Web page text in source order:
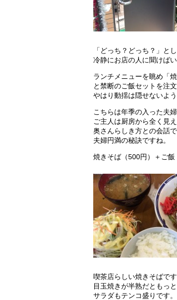
「どっち？どっち？」と
冷静にお店の人に聞けば
ランチメニューを眺め「
と禁断のご飯セットを注
やはり動揺は隠せないよう
こちらは年季の入った夫
ご主人は厨房から全く見
奥さんらしき方との会話
夫婦円満の秘訣ですね。
焼きそば（500円）＋ご飯
喫茶店らしい焼きそばです
目玉焼きが半熟だともっ
サラダもテンコ盛りです。